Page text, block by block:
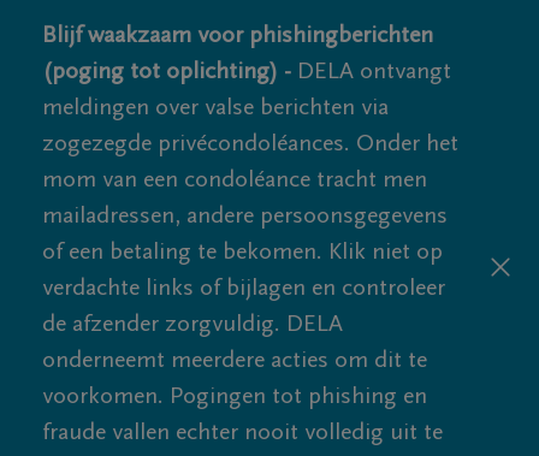
Blijf waakzaam voor phishingberichten
(poging tot oplichting) - DELA ontvangt
meldingen over valse berichten via
zogezegde privécondoléances. Onder het
mom van een condoléance tracht men
mailadressen, andere persoonsgegevens
of een betaling te bekomen. Klik niet op
verdachte links of bijlagen en controleer
de afzender zorgvuldig. DELA
onderneemt meerdere acties om dit te
voorkomen. Pogingen tot phishing en
fraude vallen echter nooit volledig uit te